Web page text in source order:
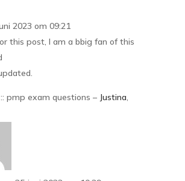
2023 om 09:21
this post, I am a bbig fan of this
pmp exam questions – Justina,